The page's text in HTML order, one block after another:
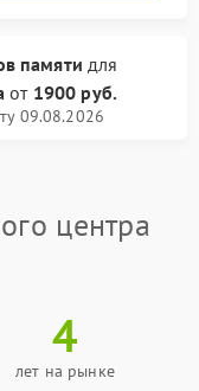
памяти для
от 1900 руб.
09.08.2026
центра
4
лет на рынке